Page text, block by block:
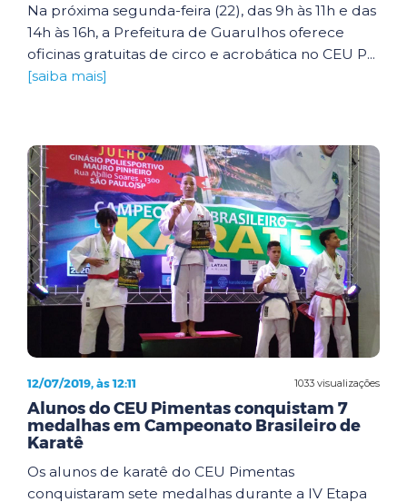
Na próxima segunda-feira (22), das 9h às 11h e das
14h às 16h, a Prefeitura de Guarulhos oferece
oficinas gratuitas de circo e acrobática no CEU P...
[saiba mais]
1033 visualizações
12/07/2019, às 12:11
Alunos do CEU Pimentas conquistam 7
medalhas em Campeonato Brasileiro de
Karatê
Os alunos de karatê do CEU Pimentas
conquistaram sete medalhas durante a IV Etapa